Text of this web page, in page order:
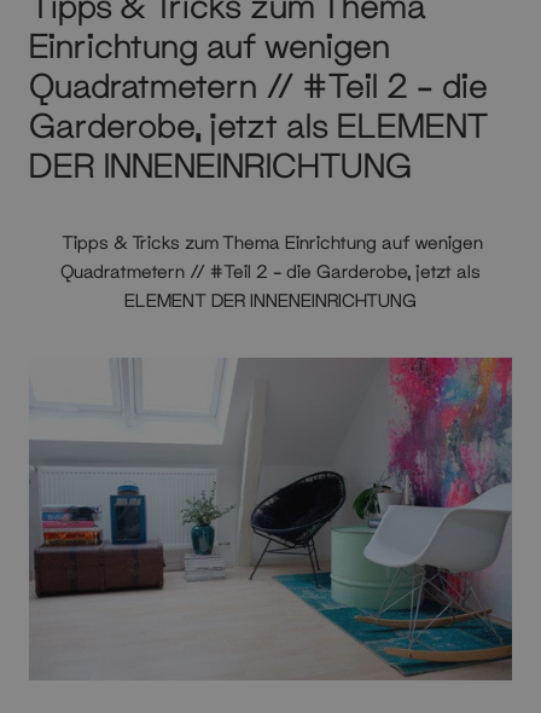
Einrichtung auf wenigen
Quadratmetern // #Teil 2 – die
Garderobe, jetzt als ELEMENT
DER INNENEINRICHTUNG
Tipps & Tricks zum Thema Einrichtung auf wenigen
Quadratmetern // #Teil 2 – die Garderobe, jetzt als
ELEMENT DER INNENEINRICHTUNG